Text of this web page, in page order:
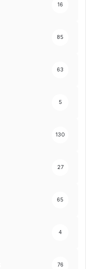
16
85
63
5
130
27
65
4
76